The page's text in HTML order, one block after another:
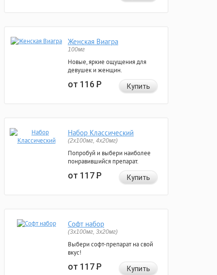
Женская Виагра
100мг
Новые, яркие ощущения для
девушек и женщин.
от 116Р Купить
Набор Классический
(2x100мг, 4x20мг)
Попробуй и выбери наиболее
понравившийся препарат.
от 117Р Купить
Софт набор
(3x100мг, 3x20мг)
Выбери софт-препарат на свой
вкус!
от 117Р Купить